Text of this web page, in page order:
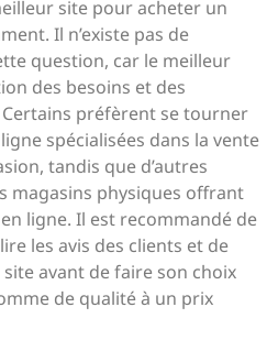
site pour acheter un
Il n’existe pas de
question, car le meilleur
des besoins et des
préfèrent se tourner
spécialisées dans la vente
tandis que d’autres
magasins physiques offrant
ligne. Il est recommandé de
les avis des clients et de
avant de faire son choix
de qualité à un prix